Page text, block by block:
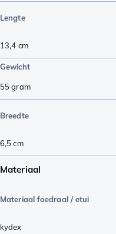
Lengte
13,4 cm
Gewicht
55gram
Breedte
6,5cm
Materiaal
Materiaal foedraal / etui
kydex